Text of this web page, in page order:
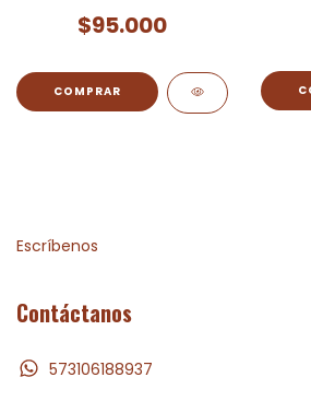
$95.000
Escríbenos
Contáctanos
573106188937